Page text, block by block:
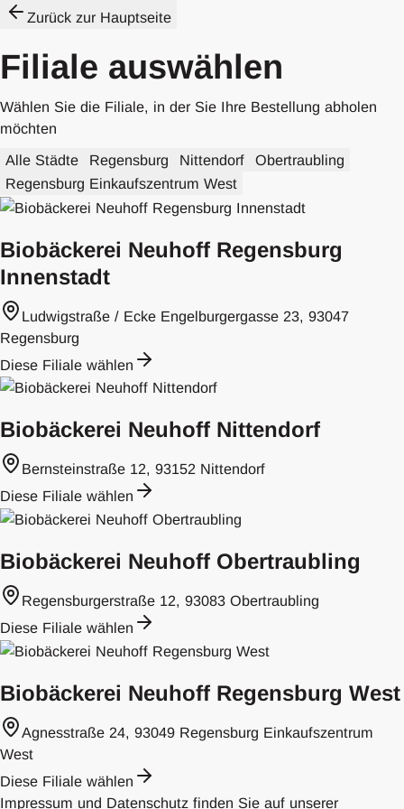
Zurück zur Hauptseite
Filiale auswählen
Wählen Sie die Filiale, in der Sie Ihre Bestellung abholen
möchten
Alle Städte
Regensburg Nittendorf
Obertraubling
Regensburg Einkaufszentrum West
Biobäckerei Neuhoff Regensburg
Innenstadt
Ludwigstraße / Ecke Engelburgergasse 23, 93047
Regensburg
Diese Filiale wählen
Biobäckerei Neuhoff Nittendorf
Bernsteinstraße 12, 93152 Nittendorf
Diese Filiale wählen
Biobäckerei Neuhoff Obertraubling
Regensburgerstraße 12, 93083 Obertraubling
Diese Filiale wählen
Biobäckerei Neuhoff Regensburg West
Agnesstraße 24, 93049 Regensburg Einkaufszentrum
West
Diese Filiale wählen
Impressum und Datenschutz finden Sie auf unserer